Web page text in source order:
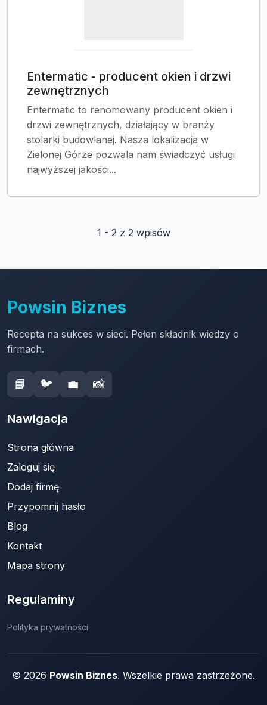
Entermatic - producent okien i drzwi
zewnętrznych
Entermatic to renomowany producent okien i
drzwi zewnętrznych, działający w branży
stolarki budowlanej. Nasza lokalizacja w
Zielonej Górze pozwala nam świadczyć usługi
najwyższej jakości...
1 - 2 z 2 wpisów
Powsin Biznes
Recepta na sukces w sieci. Pełen składnik wiedzy o
firmach.
📘 🐦 💼 📸
Nawigacja
Strona główna
Zaloguj się
Dodaj firmę
Przypomnij hasło
Blog
Kontakt
Mapa strony
Regulaminy
Polityka prywatności
© 2026 Powsin Biznes. Wszelkie prawa zastrzeżone.